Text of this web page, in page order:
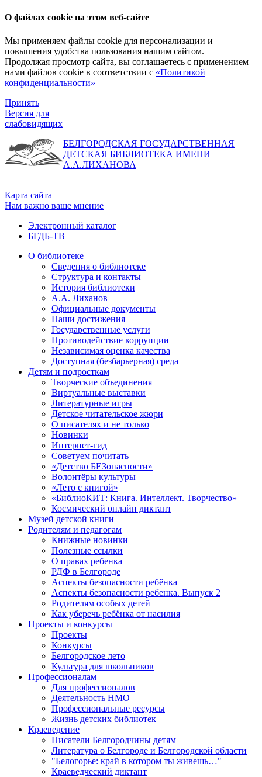
О файлах cookie на этом веб-сайте
Мы применяем файлы cookie для персонализации и
повышения удобства пользования нашим сайтом.
Продолжая просмотр сайта, вы соглашаетесь с применением
нами файлов cookie в соответствии с «Политикой
конфиденциальности»
Принять
Версия для
слабовидящих
БЕЛГОРОДСКАЯ ГОСУДАРСТВЕННАЯ
ДЕТСКАЯ БИБЛИОТЕКА ИМЕНИ
А.А.ЛИХАНОВА
Карта сайта
Нам важно ваше мнение
Электронный каталог
БГДБ-ТВ
О библиотеке
Сведения о библиотеке
Структура и контакты
История библиотеки
А.А. Лиханов
Официальные документы
Наши достижения
Государственные услуги
Противодействие коррупции
Независимая оценка качества
Доступная (безбарьерная) среда
Детям и подросткам
Творческие объединения
Виртуальные выставки
Литературные игры
Детское читательское жюри
О писателях и не только
Новинки
Интернет-гид
Советуем почитать
«Детство БЕЗопасности»
Волонтёры культуры
«Лето с книгой»
«БиблиоКИТ: Книга. Интеллект. Творчество»
Космический онлайн диктант
Музей детской книги
Родителям и педагогам
Книжные новинки
Полезные ссылки
О правах ребенка
РДФ в Белгороде
Аспекты безопасности ребёнка
Аспекты безопасности ребенка. Выпуск 2
Родителям особых детей
Как уберечь ребёнка от насилия
Проекты и конкурсы
Проекты
Конкурсы
Белгородское лето
Культура для школьников
Профессионалам
Для профессионалов
Деятельность НМО
Профессиональные ресурсы
Жизнь детских библиотек
Краеведение
Писатели Белгородчины детям
Литература о Белгороде и Белгородской области
"Белогорье: край в котором ты живешь…"
Краеведческий диктант